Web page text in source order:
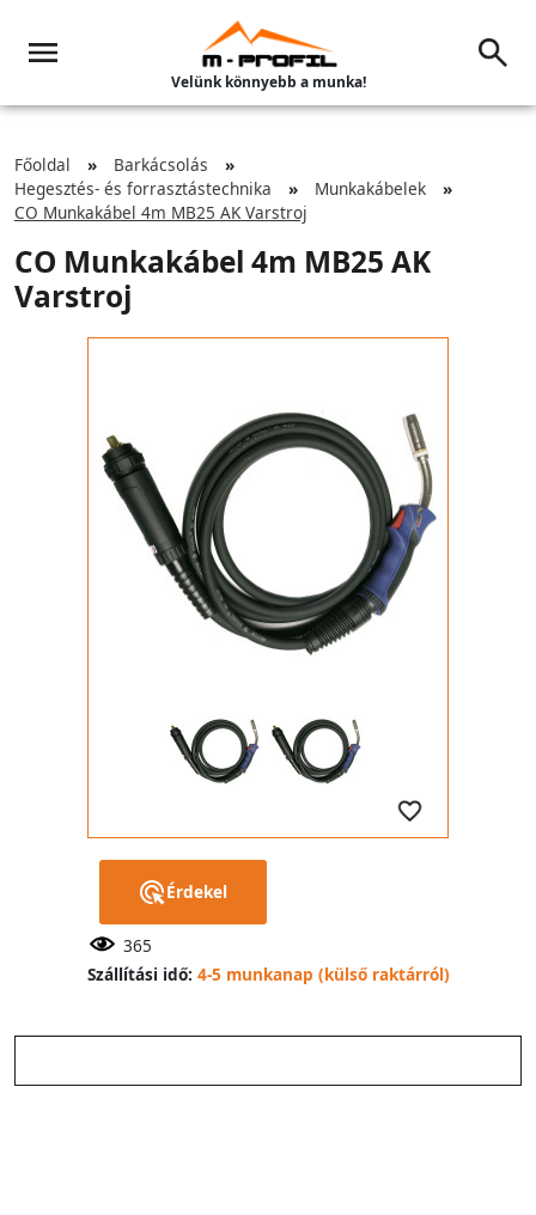
Velünk könnyebb a munka!
Főoldal
Barkácsolás
Hegesztés- és forrasztástechnika
Munkakábelek
CO Munkakábel 4m MB25 AK Varstroj
CO Munkakábel 4m MB25 AK
Varstroj
Érdekel
365
Szállítási idő: 4-5 munkanap (külső raktárról)